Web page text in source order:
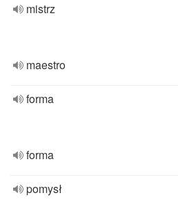
mistrz
maestro
forma
forma
pomysł